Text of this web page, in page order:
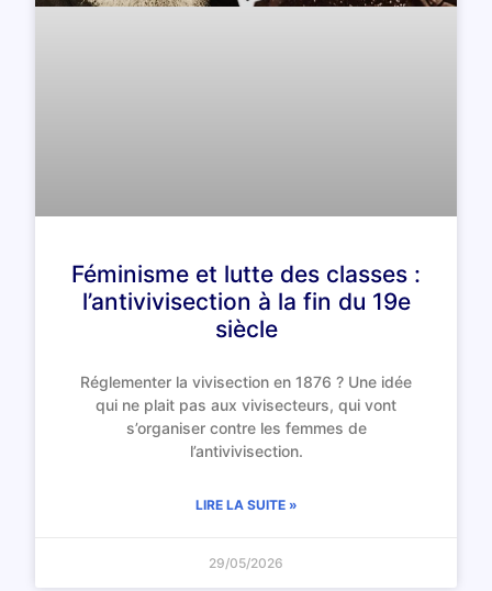
Féminisme et lutte des classes :
l’antivivisection à la fin du 19e
siècle
Réglementer la vivisection en 1876 ? Une idée
qui ne plait pas aux vivisecteurs, qui vont
s’organiser contre les femmes de
l’antivivisection.
LIRE LA SUITE »
29/05/2026